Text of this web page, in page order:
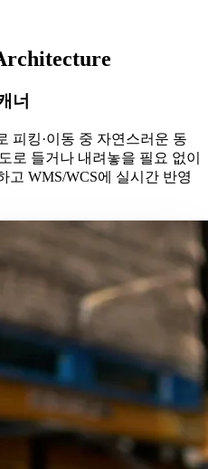
너
피킹·이동 중 자연스러운 동
로 들거나 내려놓을 필요 없이
고 WMS/WCS에 실시간 반영